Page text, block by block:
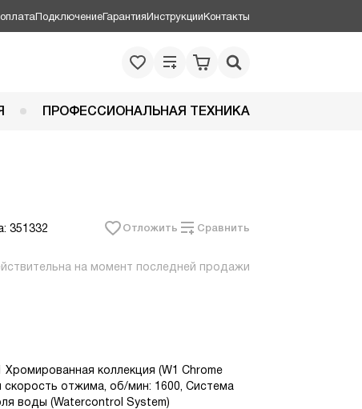
ПодключениеГарантияИнструкцииКонтакты
ПРОФЕССИОНАЛЬНАЯ ТЕХНИКА
351332 Отложить Сравнить
на момент последней продажи
коллекция (W1 Chrome
скорость отжима, об/мин: 1600, Система
воды (Watercontrol System)